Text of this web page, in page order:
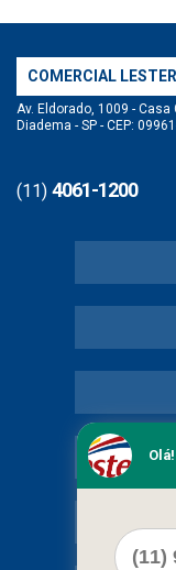
COMERCIAL
Av. Eldorado, 1009 - Casa
Diadema - SP - CEP:
(11) 4061-1200